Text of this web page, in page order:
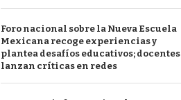
Foro nacional sobre la Nueva Escuela
Mexicana recoge experiencias y
plantea desafíos educativos; docentes
lanzan críticas en redes